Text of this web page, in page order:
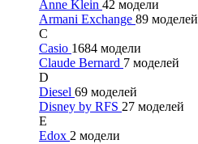
Anne Klein 42 модели
Armani Exchange 89 моделей
C
Casio 1684 модели
Claude Bernard 7 моделей
D
Diesel 69 моделей
Disney by RFS 27 моделей
E
Edox 2 модели